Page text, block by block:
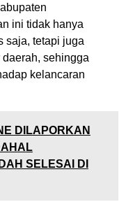
ini tidak hanya
saja, tetapi juga
sehingga
kelancaran
DILAPORKAN
SELESAI DI